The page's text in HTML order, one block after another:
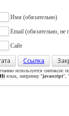
Имя (обязательно)
Email (обязательно, не
Сайт
Ссылка
используется синтаксис
язык, например "javascript",